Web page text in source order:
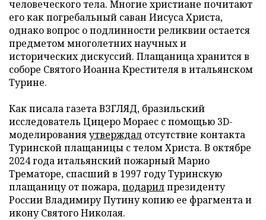
человеческого тела. Многие христиане почитают
его как погребальный саван Иисуса Христа,
однако вопрос о подлинности реликвии остается
предметом многолетних научных и
исторических дискуссий. Плащаница хранится в
соборе Святого Иоанна Крестителя в итальянском
Турине.
Как писала газета ВЗГЛЯД, бразильский
исследователь Цицеро Мораес с помощью 3D-
моделированияутверждал отсутствие контакта
Туринской плащаницы с телом Христа. В октябре
2024 года итальянский пожарный Марио
Трематоре, спасший в 1997 году Туринскую
плащаницу от пожара,подарилпрезиденту
России Владимиру Путину копию ее фрагмента и
икону Святого Николая.